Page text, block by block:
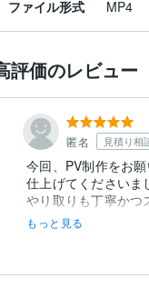
ファイル形式 MP4
評価のレビュー
匿名 見積り相
今回、PV制作をお
仕上げてくださいま
もっと見る